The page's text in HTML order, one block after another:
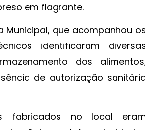
em flagrante.
que acompanhou
identificaram
dos
de autorização
fabricados no local